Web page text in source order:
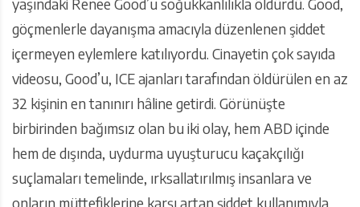
yaşındaki Renee Good’u soğukkanlılıkla öldürdü. Good,
göçmenlerle dayanışma amacıyla düzenlenen şiddet
içermeyen eylemlere katılıyordu. Cinayetin çok sayıda
videosu, Good’u, ICE ajanları tarafından öldürülen en az
32 kişinin en tanınırı hâline getirdi. Görünüşte
birbirinden bağımsız olan bu iki olay, hem ABD içinde
hem de dışında, uydurma uyuşturucu kaçakçılığı
suçlamaları temelinde, ırksallatırılmış insanlara ve
onların müttefiklerine karşı artan şiddet kullanımıyla